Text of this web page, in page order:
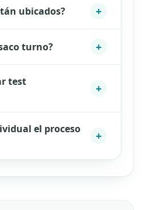
ubicados? +
turno? +
test
+
el proceso
+